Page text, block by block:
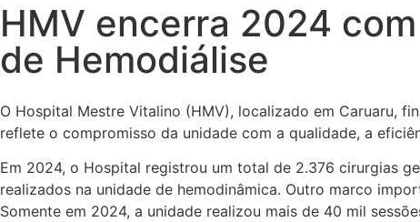
HMV encerra 2024
de Hemodiálise
O Hospital Mestre Vitalino (HMV), localizado em Caruaru,
reflete o compromisso da unidade com a qualidade, a
Em 2024, o Hospital registrou um total de 2.376 cirurgias
realizados na unidade de hemodinâmica. Outro marco
Somente em 2024, a unidade realizou mais de 40 mil